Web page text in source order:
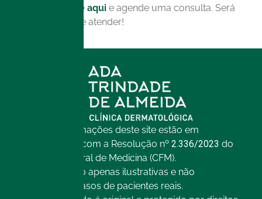
clique aqui e agende uma consulta. Será
um prazer te atender!
Todas as informações deste site estão em
conformidade com a Resolução nº 2.336/2023 do
Conselho Federal de Medicina (CFM).
As imagens são apenas ilustrativas e não
representam casos de pacientes reais.